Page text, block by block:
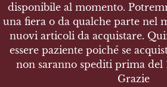
Italian Medal
nemico
guerra per l’unità d’Italia 1915 1918
Italian Medal Coniata nel bronzo
disponibile al momento.
una fiera o da qualche parte nel
nuovi articoli da acquistare.
essere paziente poiché se
non saranno spediti prima del
Grazie
disponibile al momento.
una fiera o da qualche parte nel
nuovi articoli da acquistare.
essere paziente poiché se
non saranno spediti prima del
Grazie